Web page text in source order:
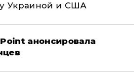
Украиной и США
анонсировала